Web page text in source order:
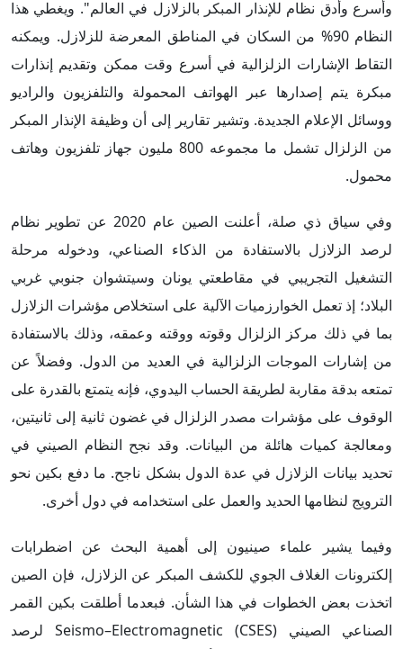
وأسرع وأدق نظام للإنذار المبكر بالزلازل في العالم". ويغطي هذا
النظام 90% من السكان في المناطق المعرضة للزلازل. ويمكنه
التقاط الإشارات الزلزالية في أسرع وقت ممكن وتقديم إنذارات
مبكرة يتم إصدارها عبر الهواتف المحمولة والتلفزيون والراديو
ووسائل الإعلام الجديدة. وتشير تقارير إلى أن وظيفة الإنذار المبكر
من الزلزال تشمل ما مجموعه 800 مليون جهاز تلفزيون وهاتف
محمول.
وفي سياق ذي صلة، أعلنت الصين عام 2020 عن تطوير نظام
لرصد الزلازل بالاستفادة من الذكاء الصناعي، ودخوله مرحلة
التشغيل التجريبي في مقاطعتي يونان وسيتشوان جنوبي غربي
البلاد؛ إذ تعمل الخوارزميات الآلية على استخلاص مؤشرات الزلازل
بما في ذلك مركز الزلزال وقوته ووقته وعمقه، وذلك بالاستفادة
من إشارات الموجات الزلزالية في العديد من الدول. وفضلاً عن
تمتعه بدقة مقاربة لطريقة الحساب اليدوي، فإنه يتمتع بالقدرة على
الوقوف على مؤشرات مصدر الزلزال في غضون ثانية إلى ثانيتين،
ومعالجة كميات هائلة من البيانات. وقد نجح النظام الصيني في
تحديد بيانات الزلازل في عدة الدول بشكل ناجح. ما دفع بكين نحو
الترويج لنظامها الحديد والعمل على استخدامه في دول أخرى.
وفيما يشير علماء صينيون إلى أهمية البحث عن اضطرابات
إلكترونات الغلاف الجوي للكشف المبكر عن الزلازل، فإن الصين
اتخذت بعض الخطوات في هذا الشأن. فبعدما أطلقت بكين القمر
الصناعي الصيني Seismo–Electromagnetic (CSES) لرصد